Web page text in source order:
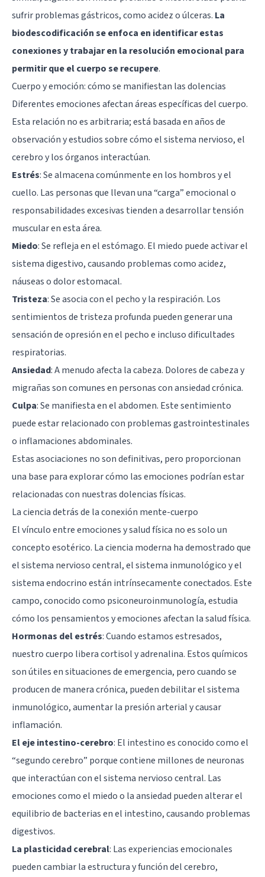
sufrir problemas gástricos, como acidez o úlceras. La
biodescodificación se enfoca en identificar estas
conexiones y trabajar en la resolución emocional para
permitir que el cuerpo se recupere.
Cuerpo y emoción: cómo se manifiestan las dolencias
Diferentes emociones afectan áreas específicas del cuerpo.
Esta relación no es arbitraria; está basada en años de
observación y estudios sobre cómo el sistema nervioso, el
cerebro y los órganos interactúan.
Estrés: Se almacena comúnmente en los hombros y el
cuello. Las personas que llevan una “carga” emocional o
responsabilidades excesivas tienden a desarrollar tensión
muscular en esta área.
Miedo: Se refleja en el estómago. El miedo puede activar el
sistema digestivo, causando problemas como acidez,
náuseas o dolor estomacal.
Tristeza: Se asocia con el pecho y la respiración. Los
sentimientos de tristeza profunda pueden generar una
sensación de opresión en el pecho e incluso dificultades
respiratorias.
Ansiedad: A menudo afecta la cabeza. Dolores de cabeza y
migrañas son comunes en personas con ansiedad crónica.
Culpa: Se manifiesta en el abdomen. Este sentimiento
puede estar relacionado con problemas gastrointestinales
o inflamaciones abdominales.
Estas asociaciones no son definitivas, pero proporcionan
una base para explorar cómo las emociones podrían estar
relacionadas con nuestras dolencias físicas.
La ciencia detrás de la conexión mente-cuerpo
El vínculo entre emociones y salud física no es solo un
concepto esotérico. La ciencia moderna ha demostrado que
el sistema nervioso central, el sistema inmunológico y el
sistema endocrino están intrínsecamente conectados. Este
campo, conocido como psiconeuroinmunología, estudia
cómo los pensamientos y emociones afectan la salud física.
Hormonas del estrés: Cuando estamos estresados,
nuestro cuerpo libera cortisol y adrenalina. Estos químicos
son útiles en situaciones de emergencia, pero cuando se
producen de manera crónica, pueden debilitar el sistema
inmunológico, aumentar la presión arterial y causar
inflamación.
El eje intestino-cerebro: El intestino es conocido como el
“segundo cerebro” porque contiene millones de neuronas
que interactúan con el sistema nervioso central. Las
emociones como el miedo o la ansiedad pueden alterar el
equilibrio de bacterias en el intestino, causando problemas
digestivos.
La plasticidad cerebral: Las experiencias emocionales
pueden cambiar la estructura y función del cerebro,